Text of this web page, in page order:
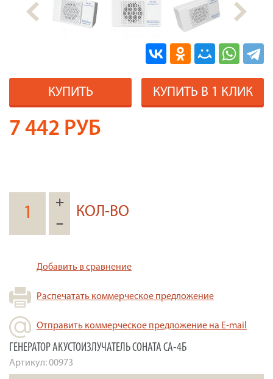
КУПИТЬ КУПИТЬ В 1 КЛИК
7 442 РУБ
+
–
КОЛ-ВО
Добавить в сравнение
Распечатать коммерческое предложение
Отправить коммерческое предложение на E-mail
ГЕНЕРАТОР АКУСТОИЗЛУЧАТЕЛЬ СОНАТА СА-4Б
Артикул:00973